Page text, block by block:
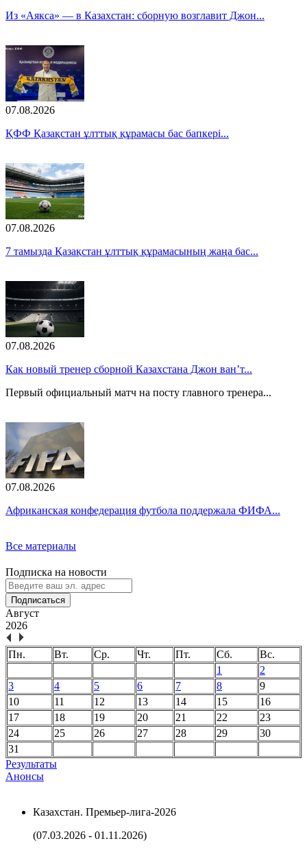
Из «Аякса» — в Казахстан: сборную возглавит Джон...
07.08.2026
ҚФФ Қазақстан ұлттық құрамасы бас бапкері...
07.08.2026
7 тамызда Қазақстан ұлттық құрамасының жаңа бас...
07.08.2026
Как новый тренер сборной Казахстана Джон ван’т...
Первый официальный матч на посту главного тренера...
07.08.2026
Африканская конфедерация футбола поддержала ФИФА...
Все материалы
Подписка на новости
Подписаться
Август
2026
Пн. Вт. Ср. Чт. Пт. Сб.
Вс.
1
2
3
4 5 6 7 8
9
10
11 12 13 14 15
16
17
18 19 20 21 22
23
24
25 26 27 28 29
30
31
Результаты
Анонсы
Казахстан. Премьер-лига-2026
(07.03.2026 - 01.11.2026)